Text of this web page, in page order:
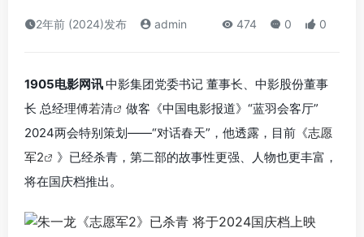
2年前 (2024)发布 admin 474 0 0
1905电影网讯中影集团党委书记 董事长、中影股份董事
长 总经理傅若清
做客《中国电影报道》“蓝羽会客厅”
2024两会特别策划——“对话春天”，他透露，目前《志愿
军2
》已经杀青，第二部的故事性更强、人物也更丰富，
将在国庆档推出。